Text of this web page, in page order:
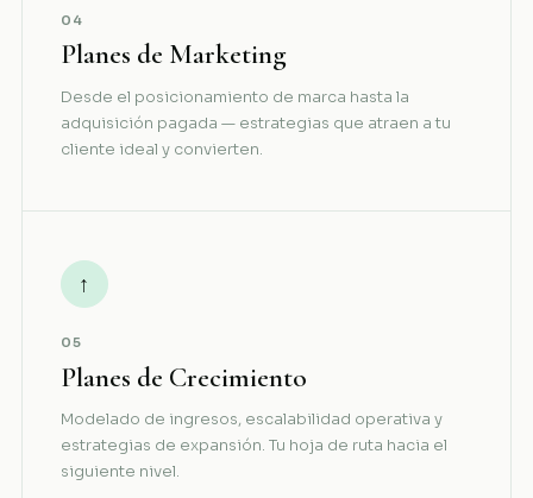
04
Planes de Marketing
Desde el posicionamiento de marca hasta la
adquisición pagada — estrategias que atraen a tu
cliente ideal y convierten.
↑
05
Planes de Crecimiento
Modelado de ingresos, escalabilidad operativa y
estrategias de expansión. Tu hoja de ruta hacia el
siguiente nivel.